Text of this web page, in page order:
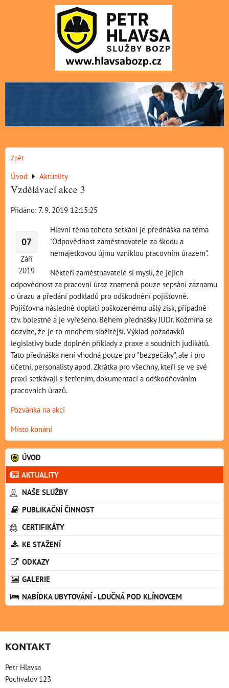
Zpět
Úvod Aktuality
Vzdělávací akce 3
Přidáno: 7. 9. 2019 12:15:25
07
Září
2019
Hlavní téma tohoto setkání je přednáška na téma
"Odpovědnost zaměstnavatele za škodu a
nemajetkovou újmu vzniklou pracovním úrazem".
Někteří zaměstnavatelé si myslí, že jejich
odpovědnost za pracovní úraz znamená pouze sepsání záznamu
o úrazu a předání podkladů pro odškodnění pojišťovně.
Pojišťovna následně doplatí poškozenému ušlý zisk, případně
tzv. bolestné a je vyřešeno. Během přednášky JUDr. Kožmína se
dozvíte, že je to mnohem složitější. Výklad požadavků
legislativy bude doplněn příklady z praxe a soudních judikátů.
Tato přednáška není vhodná pouze pro "bezpečáky", ale i pro
účetní, personalisty apod. Zkrátka pro všechny, kteří se ve své
praxi setkávají s šetřením, dokumentací a odškodňováním
pracovních úrazů.
Pozvánka na akci
Místo konání
ÚVOD
AKTUALITY
NAŠE SLUŽBY
PUBLIKAČNÍ ČINNOST
CERTIFIKÁTY
KE STAŽENÍ
ODKAZY
GALERIE
NABÍDKA UBYTOVÁNÍ - LOUČNÁ POD KLÍNOVCEM
KONTAKT
Petr Hlavsa
Pochvalov 123